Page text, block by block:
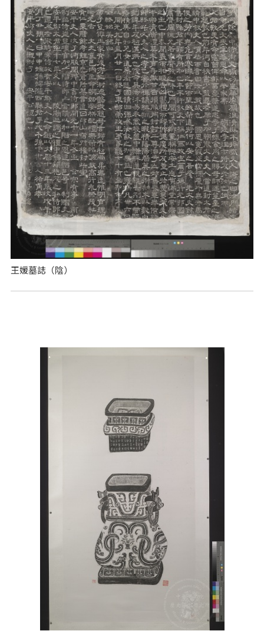
王媛墓誌（陰）